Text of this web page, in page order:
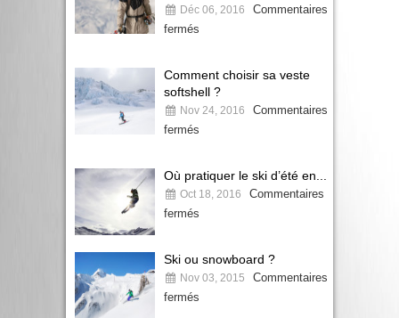
Déc 06, 2016
Commentaires
fermés
Comment choisir sa veste
softshell ?
Nov 24, 2016
Commentaires
fermés
Où pratiquer le ski d’été en...
Oct 18, 2016
Commentaires
fermés
Ski ou snowboard ?
Nov 03, 2015
Commentaires
fermés